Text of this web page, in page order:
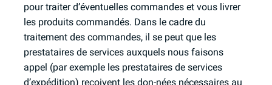
pour traiter d’éventuelles commandes et vous livrer
les produits commandés. Dans le cadre du
traitement des commandes, il se peut que les
prestataires de services auxquels nous faisons
appel (par exemple les prestataires de services
d’expédition) reçoivent les don-nées nécessaires au